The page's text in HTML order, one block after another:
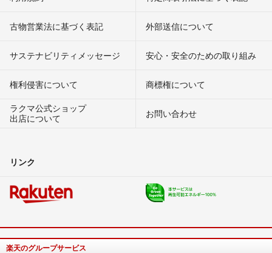
古物営業法に基づく表記 外部送信について
サステナビリティメッセージ 安心・安全のための取り組み
権利侵害について
商標権について
ラクマ公式ショップ
出店について
お問い合わせ
リンク
楽天のグループサービス